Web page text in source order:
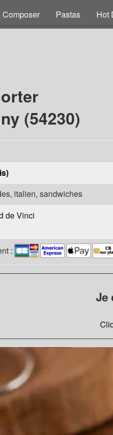
Composer Pastas Hot
(54230)
italien, sandwiches
de Vinci
:
Je